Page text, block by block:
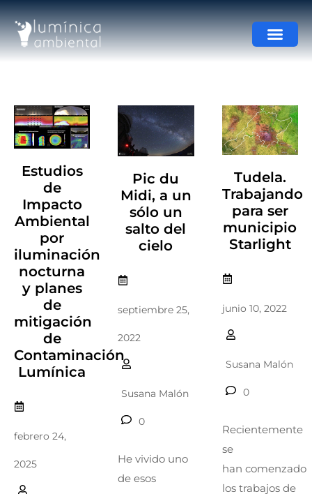
Estudios
de
Impacto
Ambiental
por
iluminación
nocturna
y planes
de
mitigación
de
Contaminación
Lumínica
febrero 24,
2025
Pic du
Midi, a un
sólo un
salto del
cielo
septiembre 25,
2022
Susana Malón
0
He vivido uno
de esos
Tudela.
Trabajando
para ser
municipio
Starlight
junio 10, 2022
Susana Malón
0
Recientemente
se
han comenzado
los trabajos de